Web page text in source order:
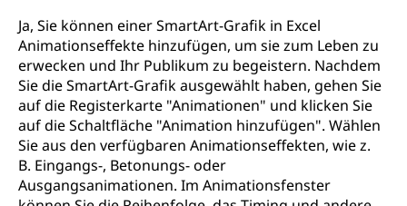
Ja, Sie können einer SmartArt-Grafik in Excel
Animationseffekte hinzufügen, um sie zum Leben zu
erwecken und Ihr Publikum zu begeistern. Nachdem
Sie die SmartArt-Grafik ausgewählt haben, gehen Sie
auf die Registerkarte "Animationen" und klicken Sie
auf die Schaltfläche "Animation hinzufügen". Wählen
Sie aus den verfügbaren Animationseffekten, wie z.
B. Eingangs-, Betonungs- oder
Ausgangsanimationen. Im Animationsfenster